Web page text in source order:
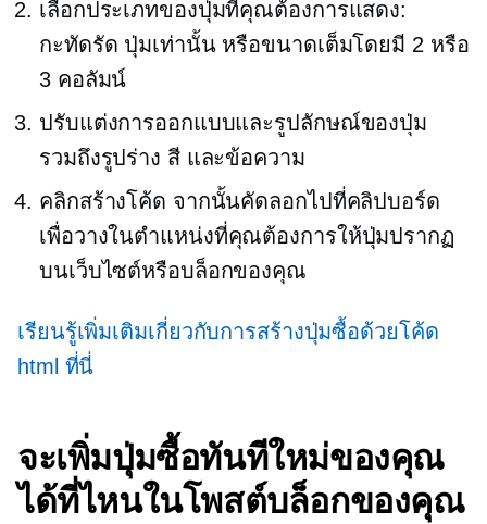
เลือกประเภทของปุ่มที่คุณต้องการแสดง:
กะทัดรัด ปุ่มเท่านั้น หรือขนาดเต็มโดยมี 2 หรือ
3 คอลัมน์
ปรับแต่งการออกแบบและรูปลักษณ์ของปุ่ม
รวมถึงรูปร่าง สี และข้อความ
คลิกสร้างโค้ด จากนั้นคัดลอกไปที่คลิปบอร์ด
เพื่อวางในตำแหน่งที่คุณต้องการให้ปุ่มปรากฏ
บนเว็บไซต์หรือบล็อกของคุณ
เรียนรู้เพิ่มเติมเกี่ยวกับการสร้างปุ่มซื้อด้วยโค้ด
html ที่นี่
จะเพิ่มปุ่มซื้อทันทีใหม่ของคุณ
ได้ที่ไหนในโพสต์บล็อกของคุณ